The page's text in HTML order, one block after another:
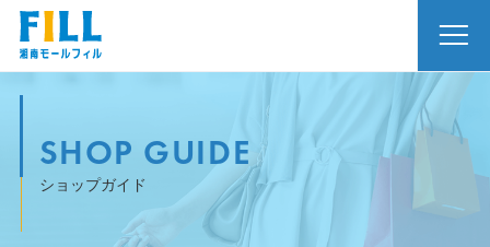
SHOP GUIDE
ショップガイド